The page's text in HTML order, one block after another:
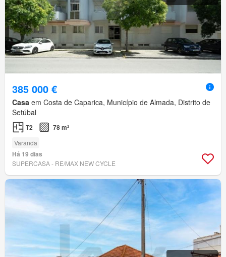
385 000 €
Casa em Costa de Caparica, Município de Almada, Distrito de
Setúbal
T2 78 m²
Varanda
Há 19 dias
SUPERCASA - RE/MAX NEW CYCLE